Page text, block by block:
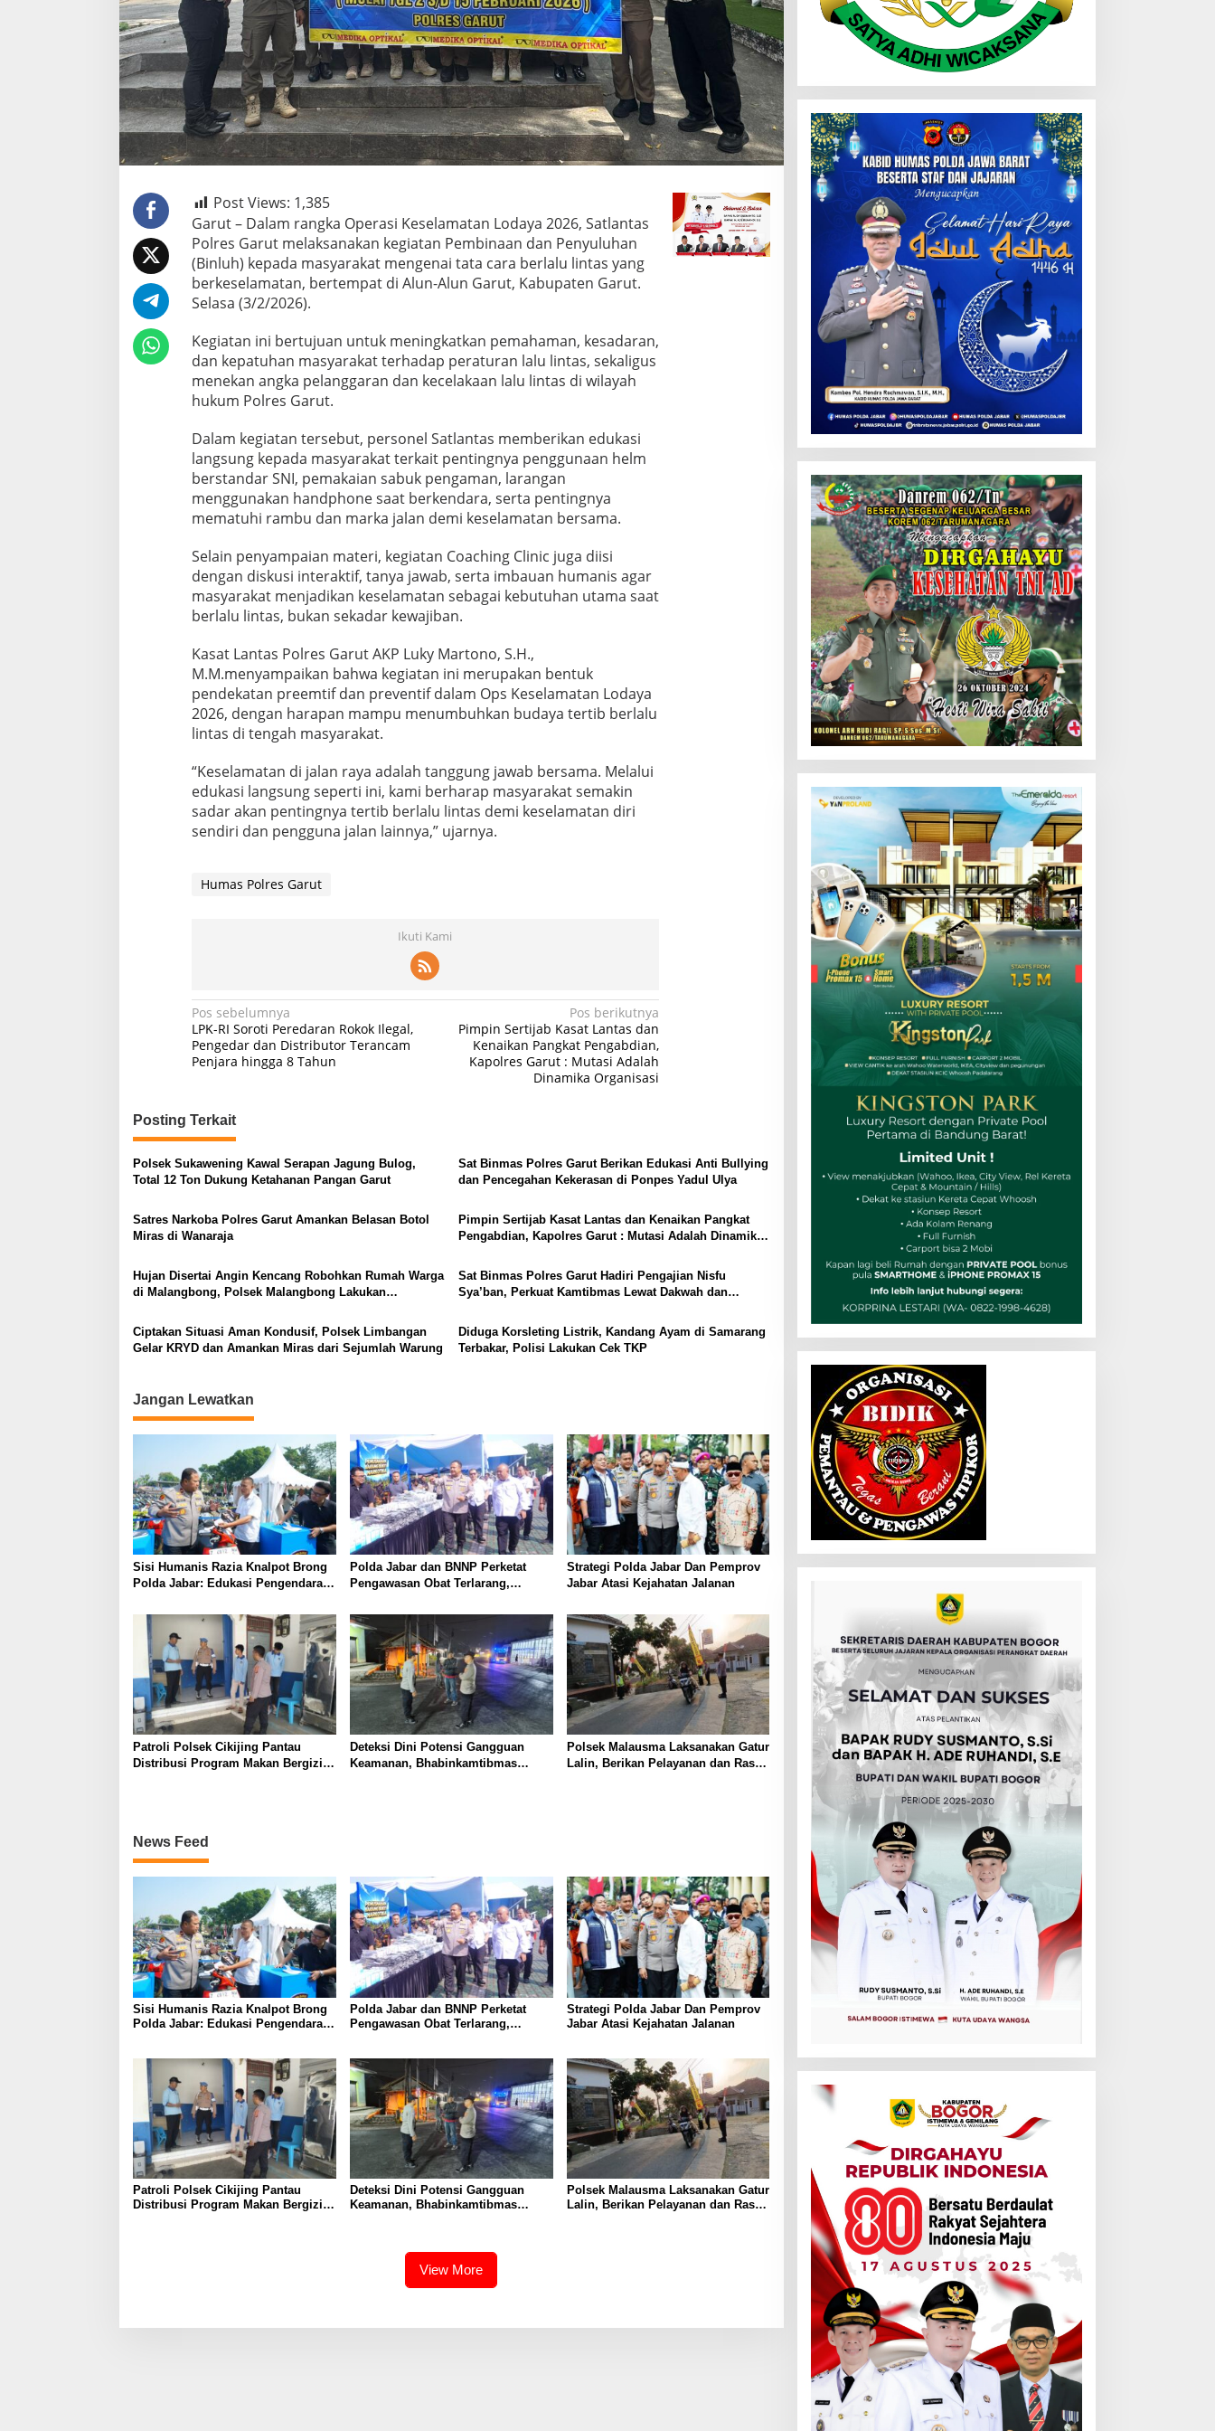
Post Views: 1,385
Garut – Dalam rangka Operasi Keselamatan Lodaya 2026, Satlantas
Polres Garut melaksanakan kegiatan Pembinaan dan Penyuluhan
(Binluh) kepada masyarakat mengenai tata cara berlalu lintas yang
berkeselamatan, bertempat di Alun-Alun Garut, Kabupaten Garut.
Selasa (3/2/2026).
Kegiatan ini bertujuan untuk meningkatkan pemahaman, kesadaran,
dan kepatuhan masyarakat terhadap peraturan lalu lintas, sekaligus
menekan angka pelanggaran dan kecelakaan lalu lintas di wilayah
hukum Polres Garut.
Dalam kegiatan tersebut, personel Satlantas memberikan edukasi
langsung kepada masyarakat terkait pentingnya penggunaan helm
berstandar SNI, pemakaian sabuk pengaman, larangan
menggunakan handphone saat berkendara, serta pentingnya
mematuhi rambu dan marka jalan demi keselamatan bersama.
Selain penyampaian materi, kegiatan Coaching Clinic juga diisi
dengan diskusi interaktif, tanya jawab, serta imbauan humanis agar
masyarakat menjadikan keselamatan sebagai kebutuhan utama saat
berlalu lintas, bukan sekadar kewajiban.
Kasat Lantas Polres Garut AKP Luky Martono, S.H.,
M.M.menyampaikan bahwa kegiatan ini merupakan bentuk
pendekatan preemtif dan preventif dalam Ops Keselamatan Lodaya
2026, dengan harapan mampu menumbuhkan budaya tertib berlalu
lintas di tengah masyarakat.
“Keselamatan di jalan raya adalah tanggung jawab bersama. Melalui
edukasi langsung seperti ini, kami berharap masyarakat semakin
sadar akan pentingnya tertib berlalu lintas demi keselamatan diri
sendiri dan pengguna jalan lainnya,” ujarnya.
Humas Polres Garut
Ikuti Kami
Navigasi
pos
Pos sebelumnya
LPK-RI Soroti Peredaran Rokok Ilegal,
Pengedar dan Distributor Terancam
Penjara hingga 8 Tahun
Pos berikutnya
Pimpin Sertijab Kasat Lantas dan
Kenaikan Pangkat Pengabdian,
Kapolres Garut : Mutasi Adalah
Dinamika Organisasi
Posting Terkait
Polsek Sukawening Kawal Serapan Jagung Bulog,
Total 12 Ton Dukung Ketahanan Pangan Garut
Sat Binmas Polres Garut Berikan Edukasi Anti Bullying
dan Pencegahan Kekerasan di Ponpes Yadul Ulya
Satres Narkoba Polres Garut Amankan Belasan Botol
Miras di Wanaraja
Pimpin Sertijab Kasat Lantas dan Kenaikan Pangkat
Pengabdian, Kapolres Garut : Mutasi Adalah Dinamika
Hujan Disertai Angin Kencang Robohkan Rumah Warga
di Malangbong, Polsek Malangbong Lakukan
Sat Binmas Polres Garut Hadiri Pengajian Nisfu
Sya’ban, Perkuat Kamtibmas Lewat Dakwah dan
Ciptakan Situasi Aman Kondusif, Polsek Limbangan
Gelar KRYD dan Amankan Miras dari Sejumlah Warung
Diduga Korsleting Listrik, Kandang Ayam di Samarang
Terbakar, Polisi Lakukan Cek TKP
Jangan Lewatkan
Sisi Humanis Razia Knalpot Brong
Polda Jabar: Edukasi Pengendara
Polda Jabar dan BNNP Perketat
Pengawasan Obat Terlarang,
Provinsi
Strategi Polda Jabar Dan Pemprov
Jabar Atasi Kejahatan Jalanan
Patroli Polsek Cikijing Pantau
Distribusi Program Makan Bergizi
Deteksi Dini Potensi Gangguan
Keamanan, Bhabinkamtibmas
Polsek Malausma Laksanakan Gatur
Lalin, Berikan Pelayanan dan Rasa
News Feed
Sisi Humanis Razia Knalpot Brong
Polda Jabar: Edukasi Pengendara
Polda Jabar dan BNNP Perketat
Pengawasan Obat Terlarang,
Strategi Polda Jabar Dan Pemprov
Jabar Atasi Kejahatan Jalanan
Patroli Polsek Cikijing Pantau
Distribusi Program Makan Bergizi
Deteksi Dini Potensi Gangguan
Keamanan, Bhabinkamtibmas
Polsek Malausma Laksanakan Gatur
Lalin, Berikan Pelayanan dan Rasa
View More